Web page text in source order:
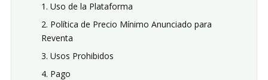
1. Uso de la Plataforma
2. Política de Precio Mínimo Anunciado para
Reventa
3. Usos Prohibidos
4. Pago